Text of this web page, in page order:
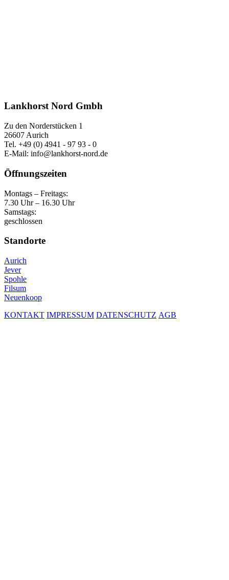
Lankhorst Nord Gmbh
Zu den Norderstücken 1
26607 Aurich
Tel. +49 (0) 4941 - 97 93 - 0
E-Mail: info@lankhorst-nord.de
Öffnungszeiten
Montags – Freitags:
7.30 Uhr – 16.30 Uhr
Samstags:
geschlossen
Standorte
Aurich
Jever
Spohle
Filsum
Neuenkoop
KONTAKT IMPRESSUM DATENSCHUTZ AGB